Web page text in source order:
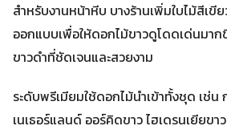
สำหรับงานหน้าหีบ บางร้านเพิ่มใบไม้สีเขี
ออกแบบเพื่อให้ดอกไม้ขาวดูโดดเด่นมาก
ขาวดำที่ชัดเจนและสวยงาม
ระดับพรีเมียมใช้ดอกไม้นำเข้าทั้งชุด เช่น
เนเธอร์แลนด์ ออร์คิดขาว ไฮเดรนเยียข